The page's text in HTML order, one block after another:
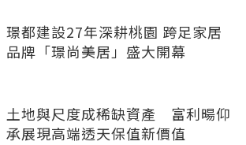
璟都建設27年深耕桃園 跨足家居
品牌「璟尚美居」盛大開幕
土地與尺度成稀缺資產 富利暘仰
承展現高端透天保值新價值